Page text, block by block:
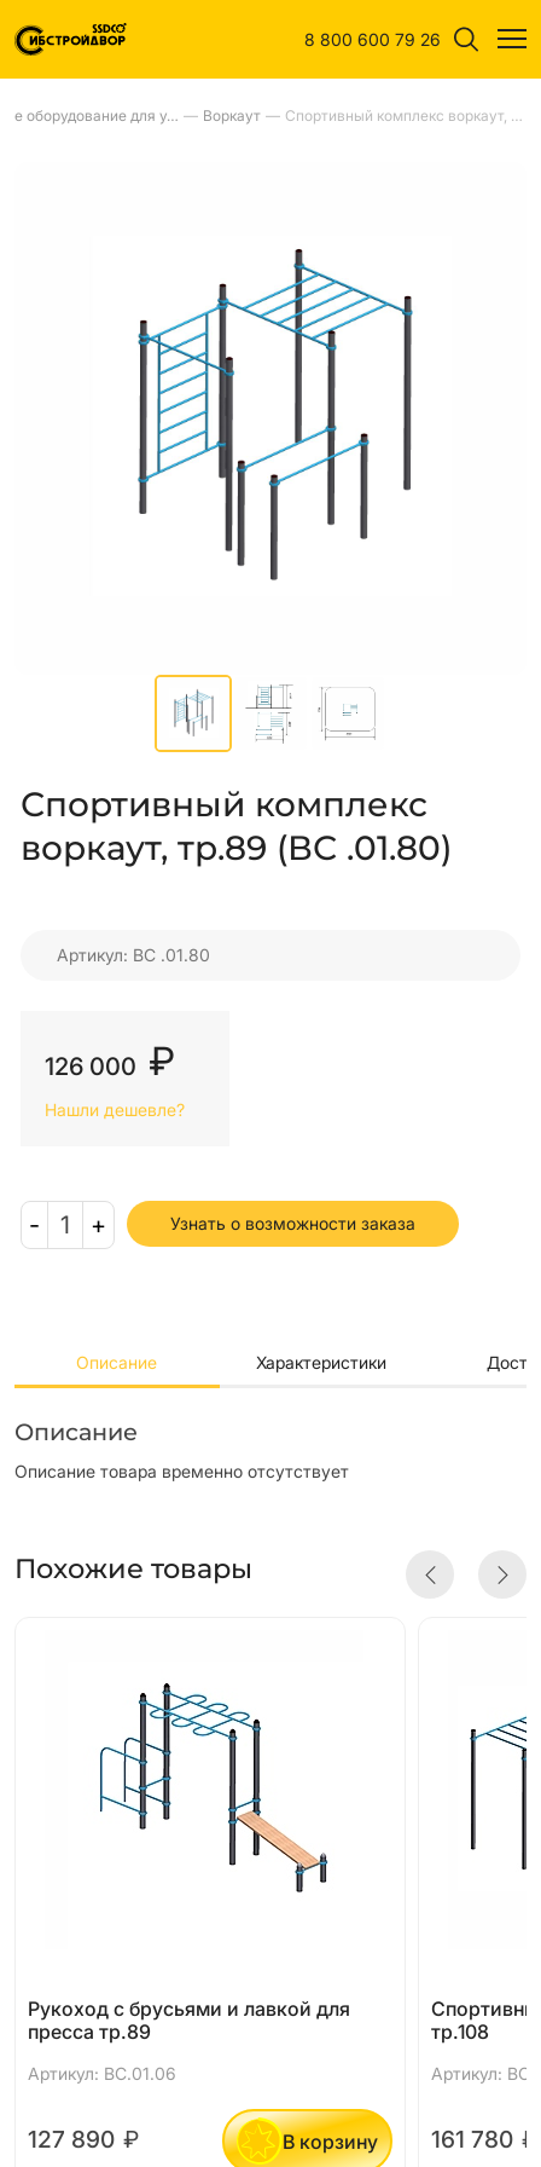
8 800 600 79 26
Спортивное оборудование для улиц — Воркаут — Спортивный комплекс воркаут, тр.89
Спортивный комплекс
воркаут, тр.89 (ВС .01.80)
Артикул: ВС .01.80
126 000 ₽
Нашли дешевле?
- 1 + Узнать о возможности заказа
Описание Характеристики
Описание
Описание товара временно отсутствует
Похожие товары
Рукоход с брусьями и лавкой для
пресса тр.89
Артикул: ВС.01.06
127 890 ₽ В корзину
тр.108
Артикул:
161 780 ₽